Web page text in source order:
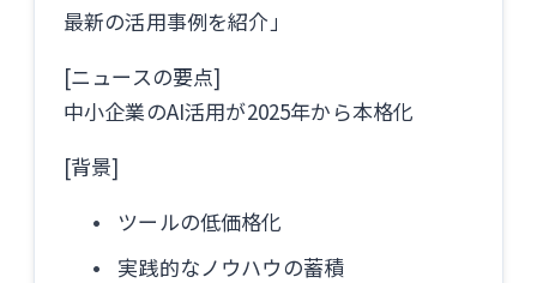
最新の活用事例を紹介」
[ニュースの要点]
中小企業のAI活用が2025年から本格化
[背景]
ツールの低価格化
実践的なノウハウの蓄積